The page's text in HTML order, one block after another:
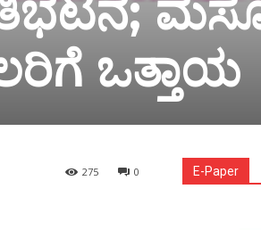
ಒತ್ತಾಯ
0
275 E-Paper